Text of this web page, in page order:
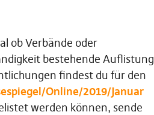
ob Verbände oder
bestehende Auflistung
findest du für den
Online/2019/Januar
werden können, sende